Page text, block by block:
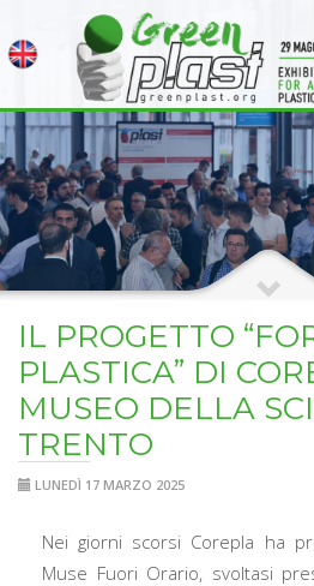
IL PROGETTO
PLASTICA” DI
MUSEO DELLA
TRENTO
LUNEDÌ 17 MARZO 2025
Nei giorni scorsi Corepla ha
Muse Fuori Orario, svoltasi